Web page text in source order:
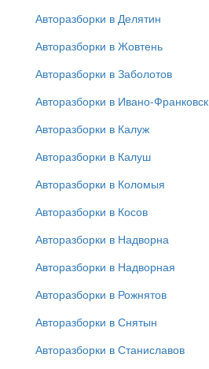
Авторазборки в Делятин
Авторазборки в Жовтень
Авторазборки в Заболотов
Авторазборки в Ивано-Франковск
Авторазборки в Калуж
Авторазборки в Калуш
Авторазборки в Коломыя
Авторазборки в Косов
Авторазборки в Надворна
Авторазборки в Надворная
Авторазборки в Рожнятов
Авторазборки в Снятын
Авторазборки в Станиславов